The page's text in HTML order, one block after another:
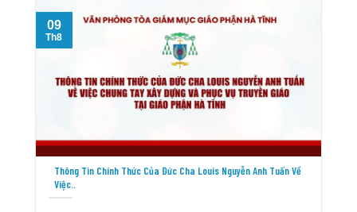
Thông Tin Chính Thức Của Đức Cha Louis Nguyễn Anh Tuấn Về
Việc..
09
Th8